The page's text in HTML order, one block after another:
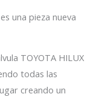
una pieza nueva
TOYOTA HILUX
todas las
creando un